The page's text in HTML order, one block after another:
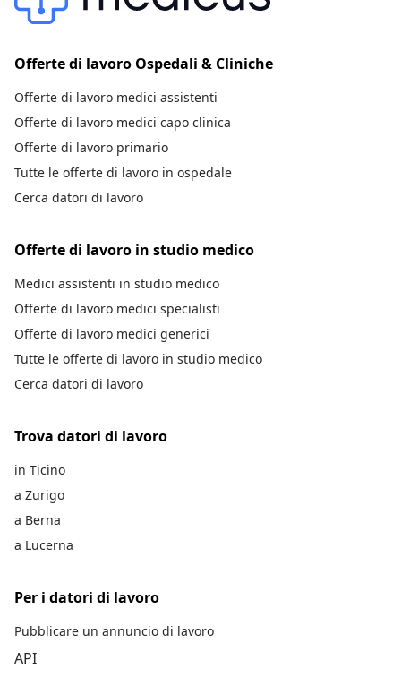
Offerte di lavoro Ospedali & Cliniche
Offerte di lavoro medici assistenti
Offerte di lavoro medici capo clinica
Offerte di lavoro primario
Tutte le offerte di lavoro in ospedale
Cerca datori di lavoro
Offerte di lavoro in studio medico
Medici assistenti in studio medico
Offerte di lavoro medici specialisti
Offerte di lavoro medici generici
Tutte le offerte di lavoro in studio medico
Cerca datori di lavoro
Trova datori di lavoro
in Ticino
a Zurigo
a Berna
a Lucerna
Per i datori di lavoro
Pubblicare un annuncio di lavoro
API